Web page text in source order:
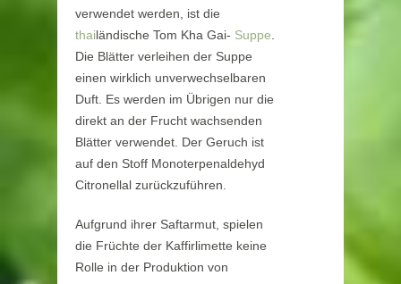
verwendet werden, ist die
thailändische Tom Kha Gai- Suppe
Die Blätter verleihen der Suppe
einen wirklich unverwechselbaren
Duft. Es werden im Übrigen nur die
direkt an der Frucht wachsenden
Blätter verwendet. Der Geruch ist
auf den Stoff Monoterpenaldehyd
Citronellal zurückzuführen.
Aufgrund ihrer Saftarmut, spielen
die Früchte der Kaffirlimette keine
Rolle in der Produktion von